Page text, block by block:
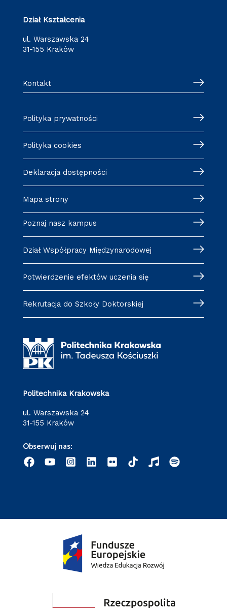
Dział Kształcenia
ul. Warszawska 24
31-155 Kraków
Kontakt
Polityka prywatności
Polityka cookies
Deklaracja dostępności
Mapa strony
Poznaj nasz kampus
Dział Współpracy Międzynarodowej
Potwierdzenie efektów uczenia się
Rekrutacja do Szkoły Doktorskiej
Politechnika Krakowska
ul. Warszawska 24
31-155 Kraków
Obserwuj nas: